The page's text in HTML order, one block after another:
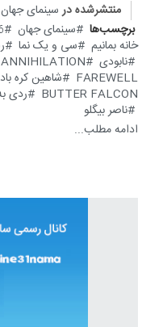
منتشرشده در سینمای جهان
برچسب‌ها
سینمای جهان 6
خانه بمانیم
سی و یک نما
نابودی
ANNIHILATION
FAREWELL
شاهین کره
BUTTER FALCON
ردی
ناصر بیگلو
ادامه مطلب...